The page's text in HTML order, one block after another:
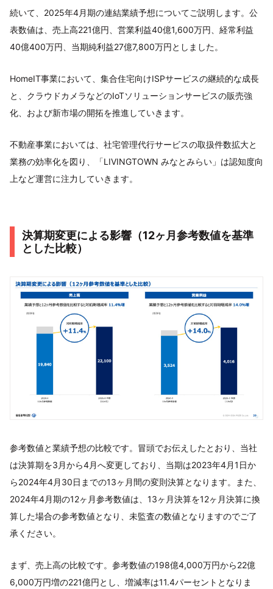
続いて、2025年4月期の連結業績予想についてご説明します。公
表数値は、売上高221億円、営業利益40億1,600万円、経常利益
40億400万円、当期純利益27億7,800万円としました。
HomeIT事業において、集合住宅向けISPサービスの継続的な成長
と、クラウドカメラなどのIoTソリューションサービスの販売強
化、および新市場の開拓を推進していきます。
不動産事業においては、社宅管理代行サービスの取扱件数拡大と
業務の効率化を図り、「LIVINGTOWN みなとみらい」は認知度向
上など運営に注力していきます。
決算期変更による影響（12ヶ月参考数値を基準
とした比較）
参考数値と業績予想の比較です。冒頭でお伝えしたとおり、当社
は決算期を3月から4月へ変更しており、当期は2023年4月1日か
ら2024年4月30日までの13ヶ月間の変則決算となります。また、
2024年4月期の12ヶ月参考数値は、13ヶ月決算を12ヶ月決算に換
算した場合の参考数値となり、未監査の数値となりますのでご了
承ください。
まず、売上高の比較です。参考数値の198億4,000万円から22億
6,000万円増の221億円とし、増減率は11.4パーセントとなりま